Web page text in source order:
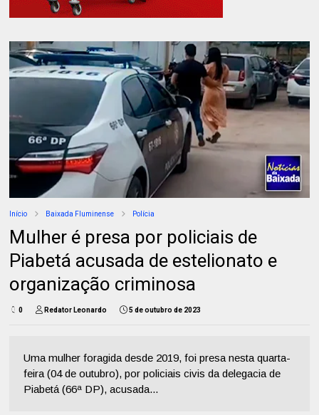
Início Baixada Fluminense Polícia
Mulher é presa por policiais de
Piabetá acusada de estelionato e
organização criminosa
0 Redator Leonardo 5 de outubro de 2023
Uma mulher foragida desde 2019, foi presa nesta quarta-
feira (04 de outubro), por policiais civis da delegacia de
Piabetá (66ª DP), acusada...